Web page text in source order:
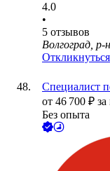
4.0
•
5 отзывов
Волгоград,
Откликнуться
Специалист
от 46 700 ₽ за
Без опыта